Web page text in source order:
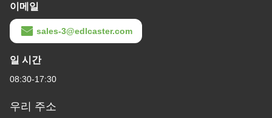
이메일
sales-3@edlcaster.com
일 시간
08:30-17:30
우리 주소